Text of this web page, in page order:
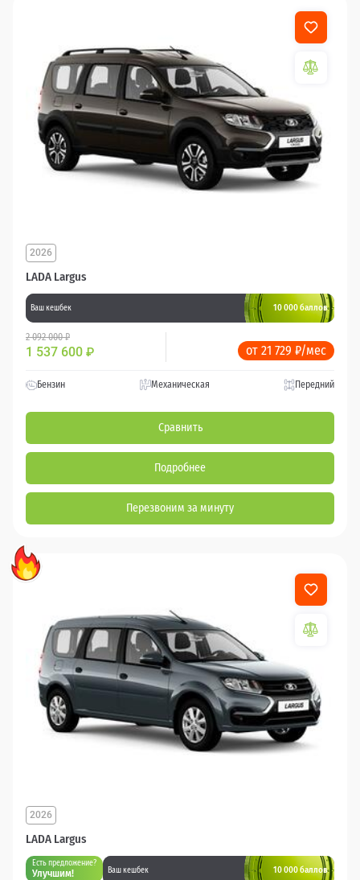
LADA Largus
2026
Ваш кешбек 10 000 баллов
2 092 000 ₽
1 537 600 ₽ от 21 729 ₽/мес
Бензин Механическая Передний
Сравнить
Подробнее
Перезвоним за минуту
LADA Largus
2026
Есть предложение?
Улучшим! Ваш кешбек 10 000 баллов